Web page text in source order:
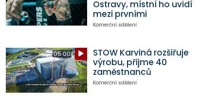
Ostravy, místní ho uvidí
mezi prvními
Komerční sdělení
05:00
STOW Karviná rozšiřuje
výrobu, přijme 40
zaměstnanců
Komerční sdělení